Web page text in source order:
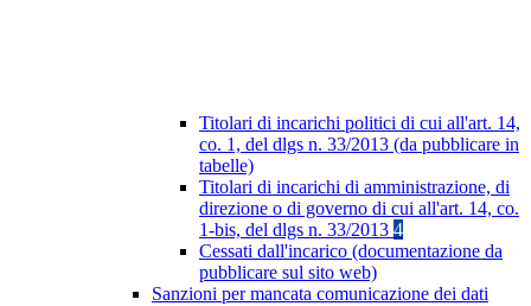
Titolari di incarichi politici di cui all'art. 14,
co. 1, del dlgs n. 33/2013 (da pubblicare in
tabelle)
Titolari di incarichi di amministrazione, di
direzione o di governo di cui all'art. 14, co.
1-bis, del dlgs n. 33/2013 4
Cessati dall'incarico (documentazione da
pubblicare sul sito web)
Sanzioni per mancata comunicazione dei dati